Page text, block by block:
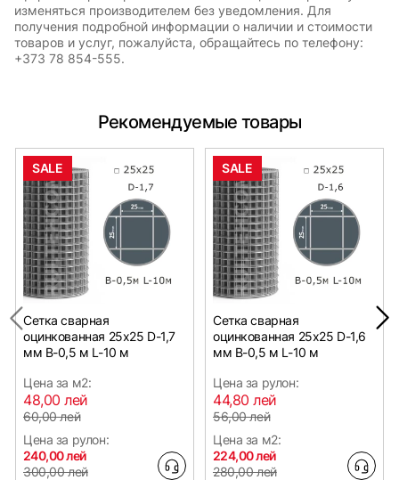
изменяться производителем без уведомления. Для
получения подробной информации о наличии и стоимости
товаров и услуг, пожалуйста, обращайтесь по телефону:
+373 78 854-555.
Рекомендуемые товары
SALE
Сетка сварная
оцинкованная 25х25 D-1,7
мм B-0,5 м L-10 м
Цена за м2:
48,00 лей
60,00 лей
Цена за рулон:
240,00 лей
300,00 лей
SALE
Сетка сварная
оцинкованная 25х25 D-1,6
мм B-0,5 м L-10 м
Цена за рулон:
44,80 лей
56,00 лей
Цена за м2:
224,00 лей
280,00 лей